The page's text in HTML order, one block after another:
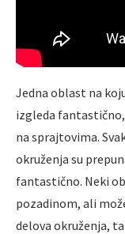
Jedna oblast na
izgleda
na sprajtovima.
okruženja su
fantastično. Neki
pozadinom, ali
delova okruženja,